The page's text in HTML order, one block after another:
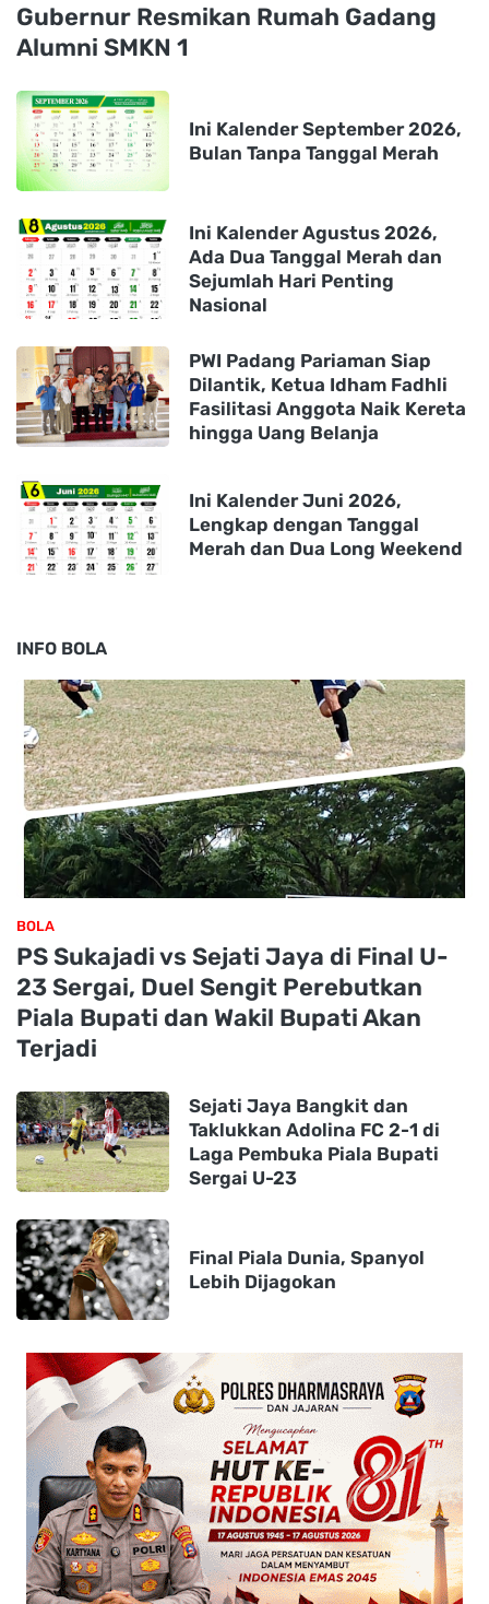
Gubernur Resmikan Rumah Gadang
Alumni SMKN 1
Ini Kalender September 2026,
Bulan Tanpa Tanggal Merah
Ini Kalender Agustus 2026,
Ada Dua Tanggal Merah dan
Sejumlah Hari Penting
Nasional
PWI Padang Pariaman Siap
Dilantik, Ketua Idham Fadhli
Fasilitasi Anggota Naik Kereta
hingga Uang Belanja
Ini Kalender Juni 2026,
Lengkap dengan Tanggal
Merah dan Dua Long Weekend
INFO BOLA
BOLA
PS Sukajadi vs Sejati Jaya di Final U-
23 Sergai, Duel Sengit Perebutkan
Piala Bupati dan Wakil Bupati Akan
Terjadi
Sejati Jaya Bangkit dan
Taklukkan Adolina FC 2-1 di
Laga Pembuka Piala Bupati
Sergai U-23
Final Piala Dunia, Spanyol
Lebih Dijagokan